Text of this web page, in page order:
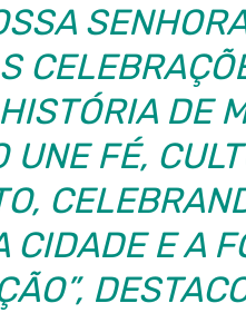
DE
UNE FÉ,
CIDADE E A